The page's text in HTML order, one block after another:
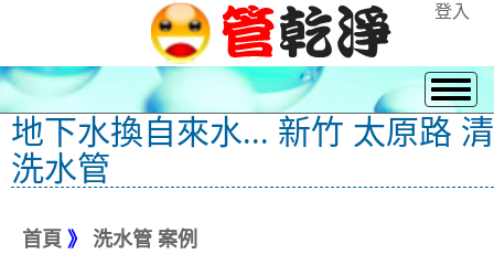
登入
地下水換自來水... 新竹 太原路 清
洗水管
首頁 》 洗水管 案例